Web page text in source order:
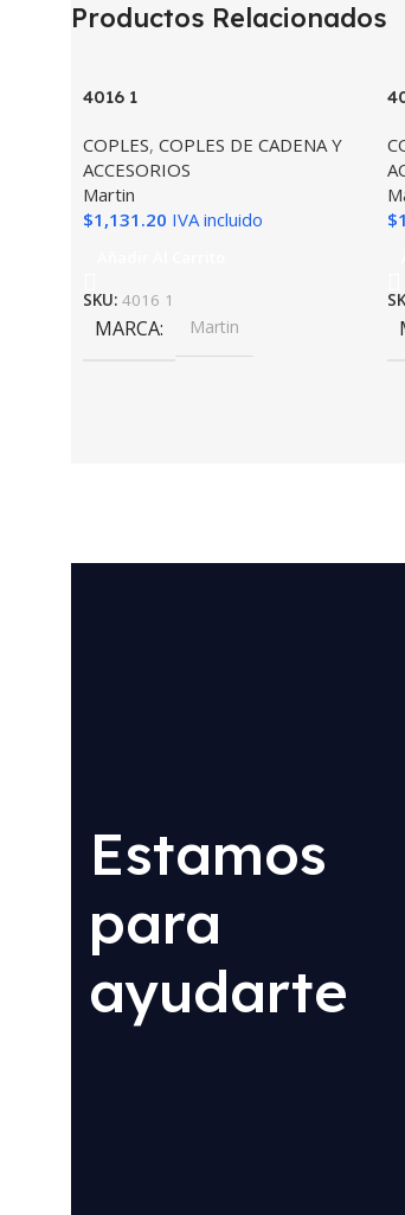
Productos Relacionados
4016 1
COPLES, COPLES DE CADENA Y
ACCESORIOS
Martin
$1,131.20 IVA incluido
SKU: 4016 1
MARCA Martin
$
Estamos
para
ayudarte